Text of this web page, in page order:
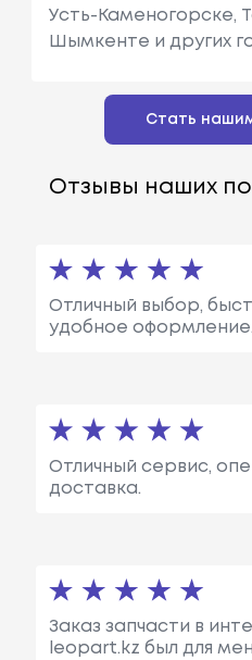
Усть-Каменогорске,
Шымкенте и других
Стать
Отзывы наших
Отличный выбор,
удобное оформление.
Отличный сервис,
доставка.
Заказ запчасти в
leopart.kz был для